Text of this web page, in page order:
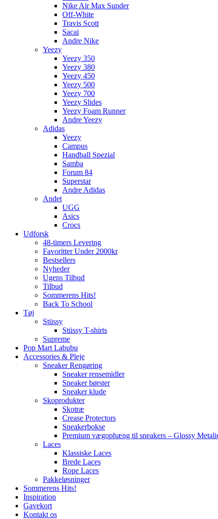
Nike Air Max Sunder
Off-White
Travis Scott
Sacai
Andre Nike
Yeezy
Yeezy 350
Yeezy 380
Yeezy 450
Yeezy 500
Yeezy 700
Yeezy Slides
Yeezy Foam Runner
Andre Yeezy
Adidas
Yeezy
Campus
Handball Spezial
Samba
Forum 84
Superstar
Andre Adidas
Andet
UGG
Asics
Crocs
Udforsk
48-timers Levering
Favoritter Under 2000kr
Bestsellers
Nyheder
Ugens Tilbud
Tilbud
Sommerens Hits!
Back To School
Tøj
Stüssy
Stüssy T-shirts
Supreme
Pop Mart Labubu
Accessories & Pleje
Sneaker Rengøring
Sneaker rensemidler
Sneaker børster
Sneaker klude
Skoprodukter
Skotræ
Crease Protectors
Sneakerbokse
Premium vægophæng til sneakers – Glossy
Laces
Klassiske Laces
Brede Laces
Rope Laces
Pakkeløsninger
Sommerens Hits!
Inspiration
Gavekort
Kontakt os